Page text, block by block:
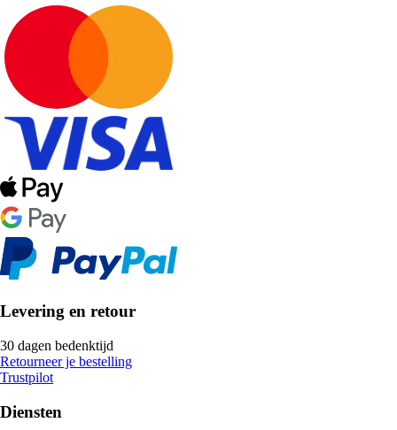
Levering en retour
30 dagen bedenktijd
Retourneer je bestelling
Trustpilot
Diensten